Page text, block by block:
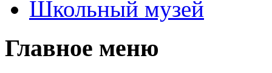
Школьный музей
Главное меню